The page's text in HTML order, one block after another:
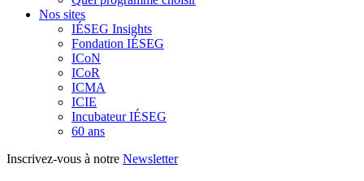
Nos sites
IÉSEG Insights
Fondation IÉSEG
ICoN
ICoR
ICMA
ICIE
Incubateur IÉSEG
60 ans
Inscrivez-vous à notre Newsletter